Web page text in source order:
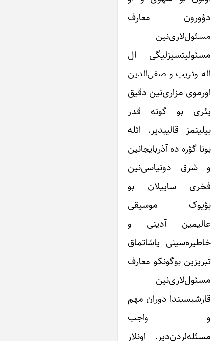
دؤورون معارف
مسئول‌لاری‌نین
مسئولیتسیزلیگی ال
اله وئریب و صفی‌الدین
اورموی‌ مزاری‌نین دقیق
یئری بو گونه قدر
بیلینمز قالیبدیر. ائله
بونا گؤره ده آذربایجانین
و شرق دونیاسی‌نین
فخری ساییلان بو
بؤیوک موسیقی
عالیمین آدینی و
خاطیره‌سینی یاشاتماق
تبریزین بوگونکو معارف
مسئول‌لاری‌نین
قارشیسیندا دوران مهم
و واجب
مسئله‌لردن‌دیر. اونلار